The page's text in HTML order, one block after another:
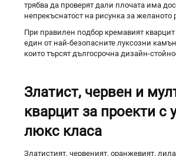
трябва да проверят дали плочата има
непрекъснатост на рисунка за
При правилен подбор кремавият
един от най-безопасните луксозни
които търсят дългосрочна дизайн-
Златист, червен и
кварцит за проекти с
люкс класа
Златистият, червеният, оранжевият,